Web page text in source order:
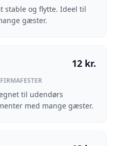
stable og flytte. Ideel til
gæster.
12 kr.
til udendørs
med mange gæster.